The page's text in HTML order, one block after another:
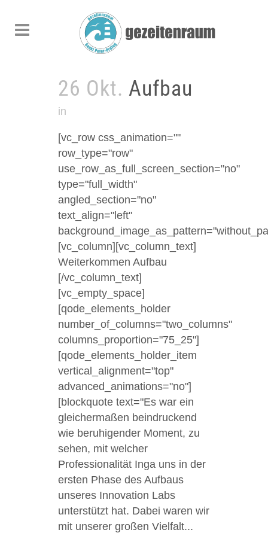
26 Okt. Aufbau
in
[vc_row css_animation=""
row_type="row"
use_row_as_full_screen_section="no"
type="full_width"
angled_section="no"
text_align="left"
[vc_column][vc_column_text]
Weiterkommen Aufbau
[/vc_column_text]
[vc_empty_space]
[qode_elements_holder
number_of_columns="two_columns"
columns_proportion="75_25"]
[qode_elements_holder_item
vertical_alignment="top"
advanced_animations="no"]
[blockquote text="Es war ein
gleichermaßen beindruckend
wie beruhigender Moment, zu
sehen, mit welcher
Professionalität Inga uns in der
ersten Phase des Aufbaus
unseres Innovation Labs
unterstützt hat. Dabei waren wir
mit unserer großen Vielfalt...